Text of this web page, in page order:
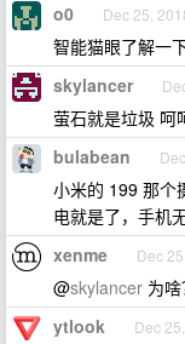
o0 Dec 25,
智能猫眼了解一下
skylancer
萤石就是垃圾 呵
bulabean
小米的 199 那个
电就是了，手机
xenme Dec
@skylancer 为
ytlook Dec